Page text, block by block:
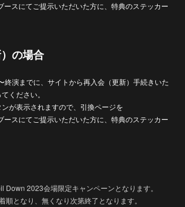
ースにてご提示いただいた方に、特典のステッカー
の場合
終演までに、サイトから再入会（更新）手続きいた
ください。
が表示されますので、引換ページを
ースにてご提示いただいた方に、特典のステッカー
Down 2023会場限定キャンペーンとなります。
順となり、無くなり次第終了となります。